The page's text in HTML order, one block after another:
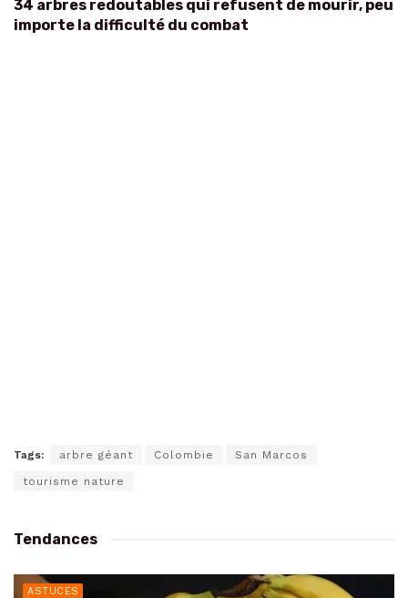
34 arbres redoutables qui refusent de mourir, peu
importe la difficulté du combat
Tags: arbre géant Colombie San Marcos
tourisme nature
Tendances
ASTUCES